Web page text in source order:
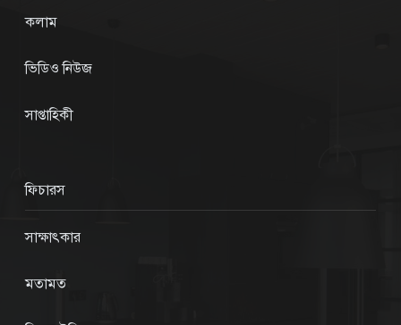
কলাম
ভিডিও নিউজ
সাপ্তাহিকী
ফিচারস
সাক্ষাৎকার
মতামত